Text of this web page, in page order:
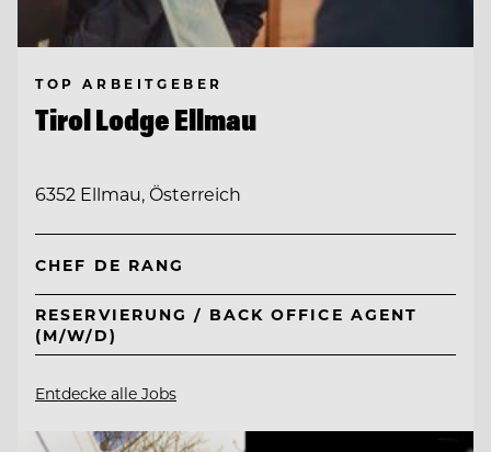
TOP ARBEITGEBER
Tirol Lodge Ellmau
6352 Ellmau, Österreich
CHEF DE RANG
RESERVIERUNG / BACK OFFICE AGENT
(M/W/D)
Entdecke alle Jobs